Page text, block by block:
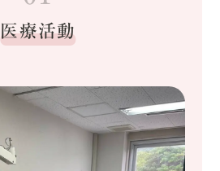
医療活動